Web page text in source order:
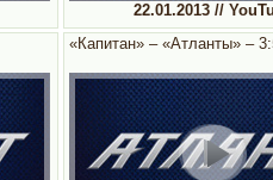
22.01.2013 //
«Капитан» – «Атланты» –